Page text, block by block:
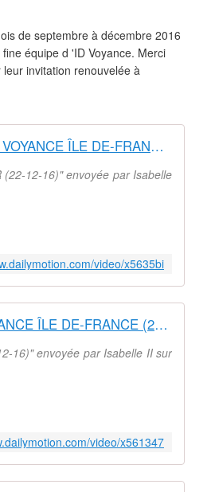
de septembre à décembre 2016
équipe d 'ID Voyance. Merci
invitation renouvelée à
ID VOYANCE ÎLE DE-FRANCE SOIR (22-12-16)
(22-12-16)" envoyée par Isabelle
video/x5635bi
ID VOYANCE ÎLE DE-FRANCE (22-12-16)
16)" envoyée par Isabelle II sur
video/x561347